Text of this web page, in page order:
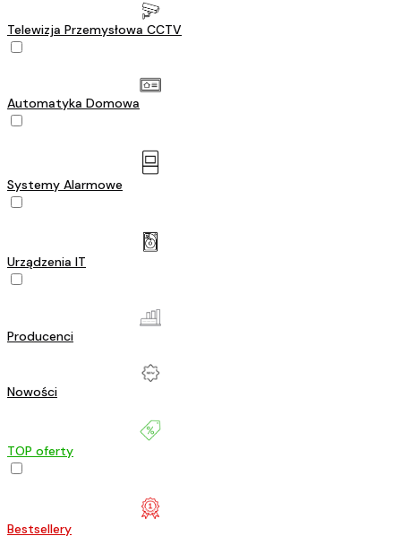
Telewizja Przemysłowa CCTV
Automatyka Domowa
Systemy Alarmowe
Urządzenia IT
Producenci
Nowości
TOP oferty
Bestsellery